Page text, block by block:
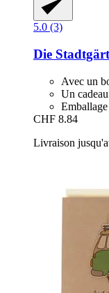
5.0 (3)
Die
Avec un
Un
CHF 8.84
Livraison